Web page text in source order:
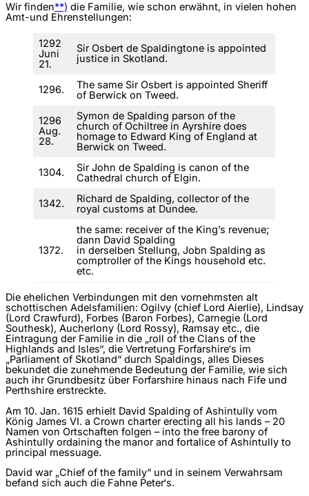
Wir finden**) die Familie, wie schon erwähnt, in vielen hohen
Amt-und Ehrenstellungen:
1292
Juni
21.
Sir Osbert de Spaldingtone is appointed
justice in Skotland.
1296.
The same Sir Osbert is appointed Sheriff
of Berwick on Tweed.
1296
Aug.
28.
Symon de Spalding parson of the
church of Ochiltree in Ayrshire does
homage to Edward King of England at
Berwick on Tweed.
1304.
Sir John de Spalding is canon of the
Cathedral church of Elgin.
1342.
Richard de Spalding, collector of the
royal customs at Dundee.
1372.
the same: receiver of the King’s revenue;
dann David Spalding
in derselben Stellung, Jobn Spalding as
comptroller of the Kings household etc.
etc.
Die ehelichen Verbindungen mit den vornehmsten alt
schottischen Adelsfamilien: Ogilvy (chief Lord Aierlie), Lindsay
(Lord Crawfurd), Forbes (Baron Forbes), Carnegie (Lord
Southesk), Aucherlony (Lord Rossy), Ramsay etc., die
Eintragung der Familie in die „roll of the Clans of the
Highlands and Isles“, die Vertretung Forfarshire‘s im
„Parliament of Skotland“ durch Spaldings, alles Dieses
bekundet die zunehmende Bedeutung der Familie, wie sich
auch ihr Grundbesitz über Forfarshire hinaus nach Fife und
Perthshire erstreckte.
Am 10. Jan. 1615 erhielt David Spalding of Ashintully vom
König James VI. a Crown charter erecting all his lands – 20
Namen von Ortschaften folgen – into the free barony of
Ashintully ordaining the manor and fortalice of Ashintully to
principal messuage.
David war „Chief of the family“ und in seinem Verwahrsam
befand sich auch die Fahne Peter‘s.